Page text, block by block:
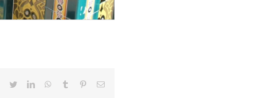
Facebook
TwitterLinkedInWhatsApp
Tumblr PinterestCorreo